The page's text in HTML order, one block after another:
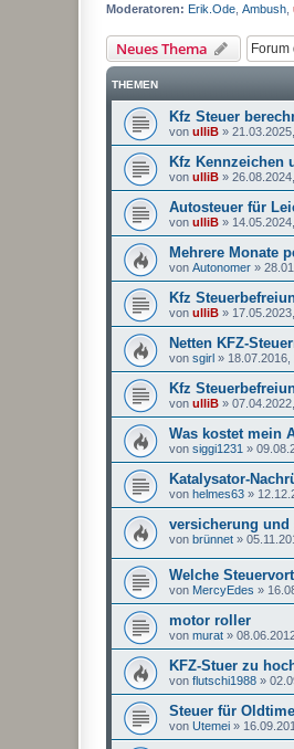
Moderatoren: Erik.Ode Ambush
Neues Thema
THEMEN
Kfz Steuer
von ulliB »
Kfz Kennzeichen
von ulliB »
Autosteuer für
von ulliB »
Mehrere Monate
von Autonomer »
Kfz
von ulliB »
Netten KFZ-
von sgirl » 18.07.2016,
Kfz
von ulliB »
Was kostet mein
von siggi1231 »
Katalysator-
von helmes63 »
versicherung und
von brünnet »
Welche
von MercyEdes »
motor roller
von murat »
KFZ-Stuer zu
von flutschi1988 »
Steuer für
von Utemei »